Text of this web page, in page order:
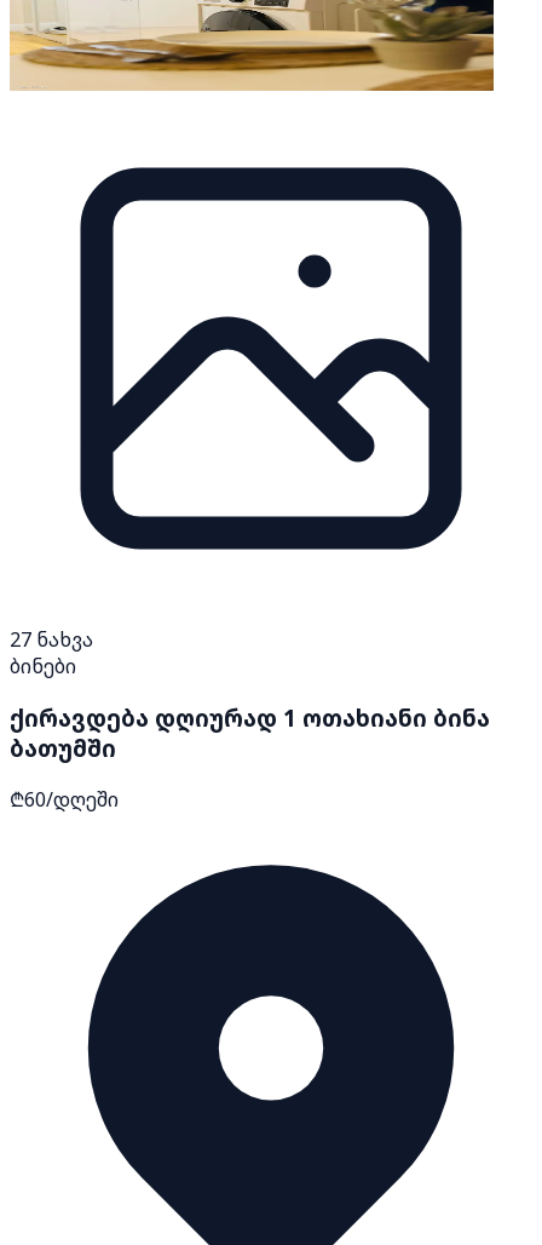
27 ნახვა
ბინები
ქირავდება დღიურად 1 ოთახიანი ბინა
ბათუმში
₾60/დღეში